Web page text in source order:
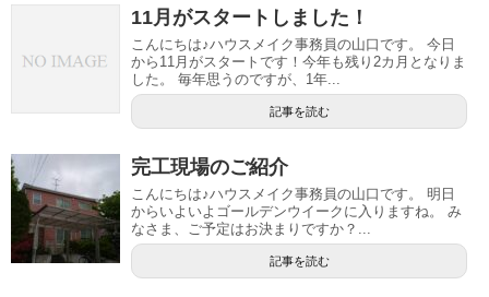
11月がスタートしました！
こんにちは♪ハウスメイク事務員の山口です。 今日
から11月がスタートです！今年も残り2カ月となりま
した。 毎年思うのですが、1年...
記事を読む
完工現場のご紹介
こんにちは♪ハウスメイク事務員の山口です。 明日
からいよいよゴールデンウイークに入りますね。 み
なさま、ご予定はお決まりですか？...
記事を読む